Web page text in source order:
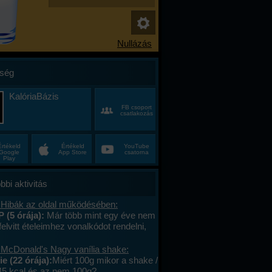
KalóriaBázis
FB csoport
csatlakozás
Play
Értékeld
App Store
YouTube
csatorna
aktivitás
az oldal működésében:
(5 órája): Már több mint egy éve nem
ételeimhez vonalkódot rendelni,
megy. A mások által megadott
le tudom olvasni , jól működik. .
cseréltem, a legújabb android fut,
Nagy vanília shake:
(22 órája):Miért 100g mikor a shake /